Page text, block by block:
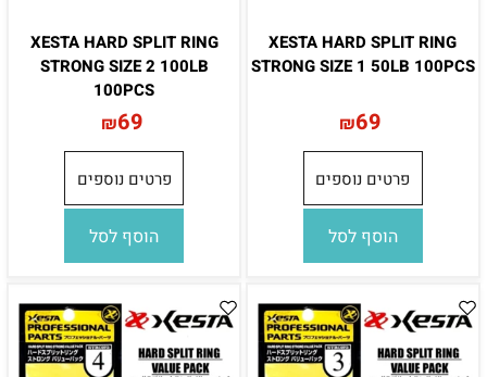
XESTA HARD SPLIT RING
STRONG SIZE 1 50LB 100PCS
₪69
פרטים נוספים
הוסף לסל
XESTA HARD SPLIT RING
STRONG SIZE 2 100LB
100PCS
₪69
פרטים נוספים
הוסף לסל